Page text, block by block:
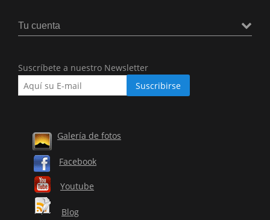
Tu cuenta
Suscríbete a nuestro Newsletter
Galería de fotos
Facebook
Youtube
Blog